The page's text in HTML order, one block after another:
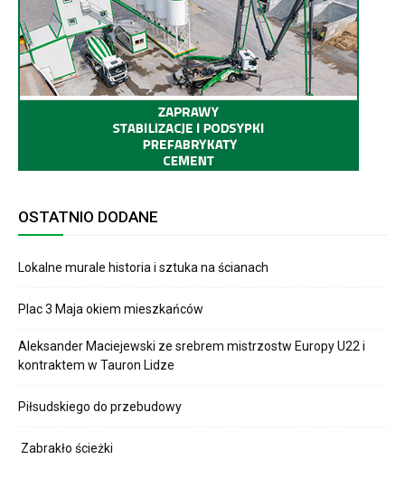
OSTATNIO DODANE
Lokalne murale historia i sztuka na ścianach
Plac 3 Maja okiem mieszkańców
Aleksander Maciejewski ze srebrem mistrzostw Europy U22 i
kontraktem w Tauron Lidze
Piłsudskiego do przebudowy
Zabrakło ścieżki